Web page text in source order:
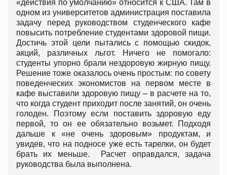
«действия по умолчанию» относится к США. Там в
одном из университетов администрация поставила
задачу перед руководством студенческого кафе
повысить потребление студентами здоровой пищи.
Достичь этой цели пытались с помощью скидок,
акций, различных льгот. Ничего не помогало:
студенты упорно брали нездоровую жирную пищу.
Решение тоже оказалось очень простым: по совету
поведенческих экономистов на первом месте в
кафе выставили здоровую пищу – в расчете на то,
что когда студент приходит после занятий, он очень
голоден. Поэтому если поставить здоровую еду
первой, то он ее обязательно возьмет. Подходя
дальше к «не очень здоровым» продуктам, и
увидев, что на подносе уже есть тарелки, он будет
брать их меньше. Расчет оправдался, задача
руководства была выполнена.